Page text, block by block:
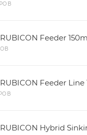
Feeder 150m
Feeder Line
Hybrid